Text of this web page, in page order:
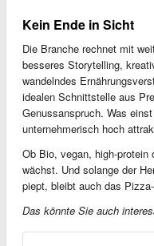
Kein Ende in Sicht
Die Branche rechnet mit
besseres Storytelling,
wandelndes
idealen Schnittstelle aus
Genussanspruch. Was
unternehmerisch hoch
Ob Bio, vegan, high-
wächst. Und solange der
piept, bleibt auch das
Das könnte Sie auch